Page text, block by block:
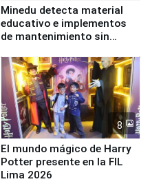
Minedu detecta material
educativo e implementos
de mantenimiento sin
la UGEL 2
8
El mundo mágico de Harry
Potter presente en la FIL
Lima 2026